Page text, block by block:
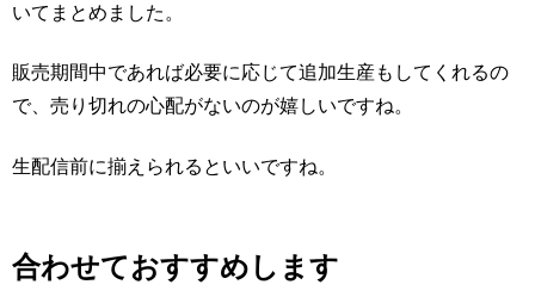
いてまとめました。
販売期間中であれば必要に応じて追加生産もしてくれるの
で、売り切れの心配がないのが嬉しいですね。
生配信前に揃えられるといいですね。
合わせておすすめします